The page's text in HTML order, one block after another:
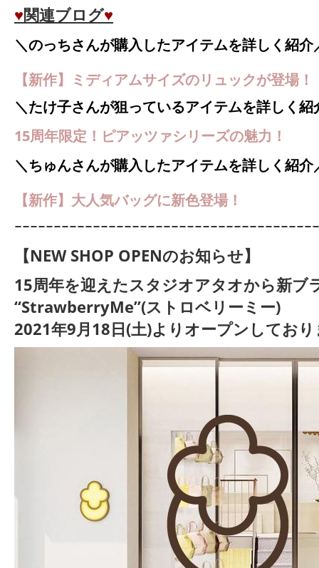
♥関連ブログ♥
＼のっちさんが購入したアイテムを詳しく紹介
【新作】ミディアムサイズのリュックが登場！
＼たけ子さんが狙っているアイテムを詳しく紹
15周年限定！ピアッツァシリーズの魅力！
＼ちゅんさんが購入したアイテムを詳しく紹介
【新作】大人気バッグに新色登場！
ｰｰｰｰｰｰｰｰｰｰｰｰｰｰｰｰｰｰｰｰｰｰｰｰｰｰｰｰｰｰｰｰｰｰｰｰｰｰ
【NEW SHOP OPENのお知らせ】
15周年を迎えたスタジオアタオから新ブ
“StrawberryMe”(ストロベリーミー)
2021年9月18日(土)よりオープンしてお